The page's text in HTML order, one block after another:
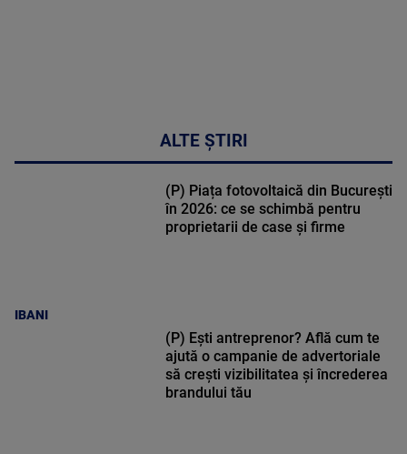
ALTE ȘTIRI
IBANI
(P) Piața fotovoltaică din București
în 2026: ce se schimbă pentru
proprietarii de case și firme
(P) Ești antreprenor? Află cum te
ajută o campanie de advertoriale
să crești vizibilitatea și încrederea
brandului tău